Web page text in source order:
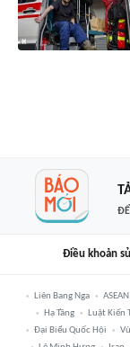
Điều khoản
Liên Bang Nga
Hạ Tầng
Luật Kiến
Đại Biểu Quốc Hội